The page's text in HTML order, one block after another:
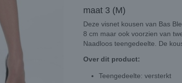
maat 3 (M)
Deze visnet kousen van Bas
8 cm maar ook voorzien van
Naadloos teengedeelte. De
Over dit product:
Teengedeelte: versterkt